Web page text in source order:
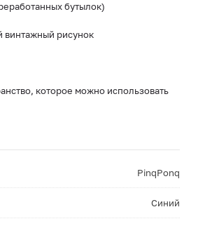
бутылок)
винтажный рисунок
которое можно использовать
PinqPonq
Синий